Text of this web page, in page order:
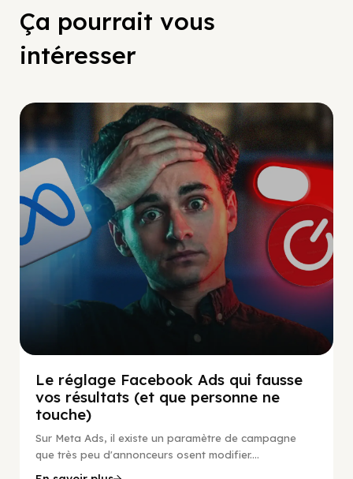
Ça pourrait vous
intéresser
Social Scaling
Le réglage Facebook Ads qui fausse
vos résultats (et que personne ne
touche)
Sur Meta Ads, il existe un paramètre de campagne
que très peu d'annonceurs osent modifier....